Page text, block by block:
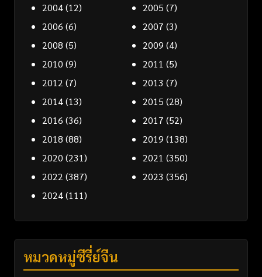
2004(12) 2005 (7)
2006 (6) 2007 (3)
2008 (5) 2009 (4)
2010 (9) 2011 (5)
2012 (7) 2013 (7)
2014(13) 2015 (28)
2016 (36) 2017 (52)
2018 (88) 2019 (138)
2020 (231) 2021 (350)
2022 (387) 2023 (356)
2024(111)
หมวดหมู่ซีรี่ย์จีน